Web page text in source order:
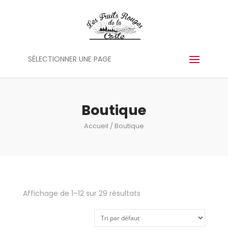
SÉLECTIONNER UNE PAGE
Boutique
Accueil / Boutique
Affichage de 1–12 sur 29 résultats